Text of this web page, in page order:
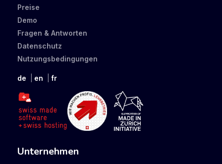
Preise
Demo
Fragen & Antworten
Datenschutz
Nutzungsbedingungen
de en fr
Unternehmen